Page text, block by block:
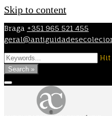
Skip to content
Braga +351 965 521 455
Hit
Search »